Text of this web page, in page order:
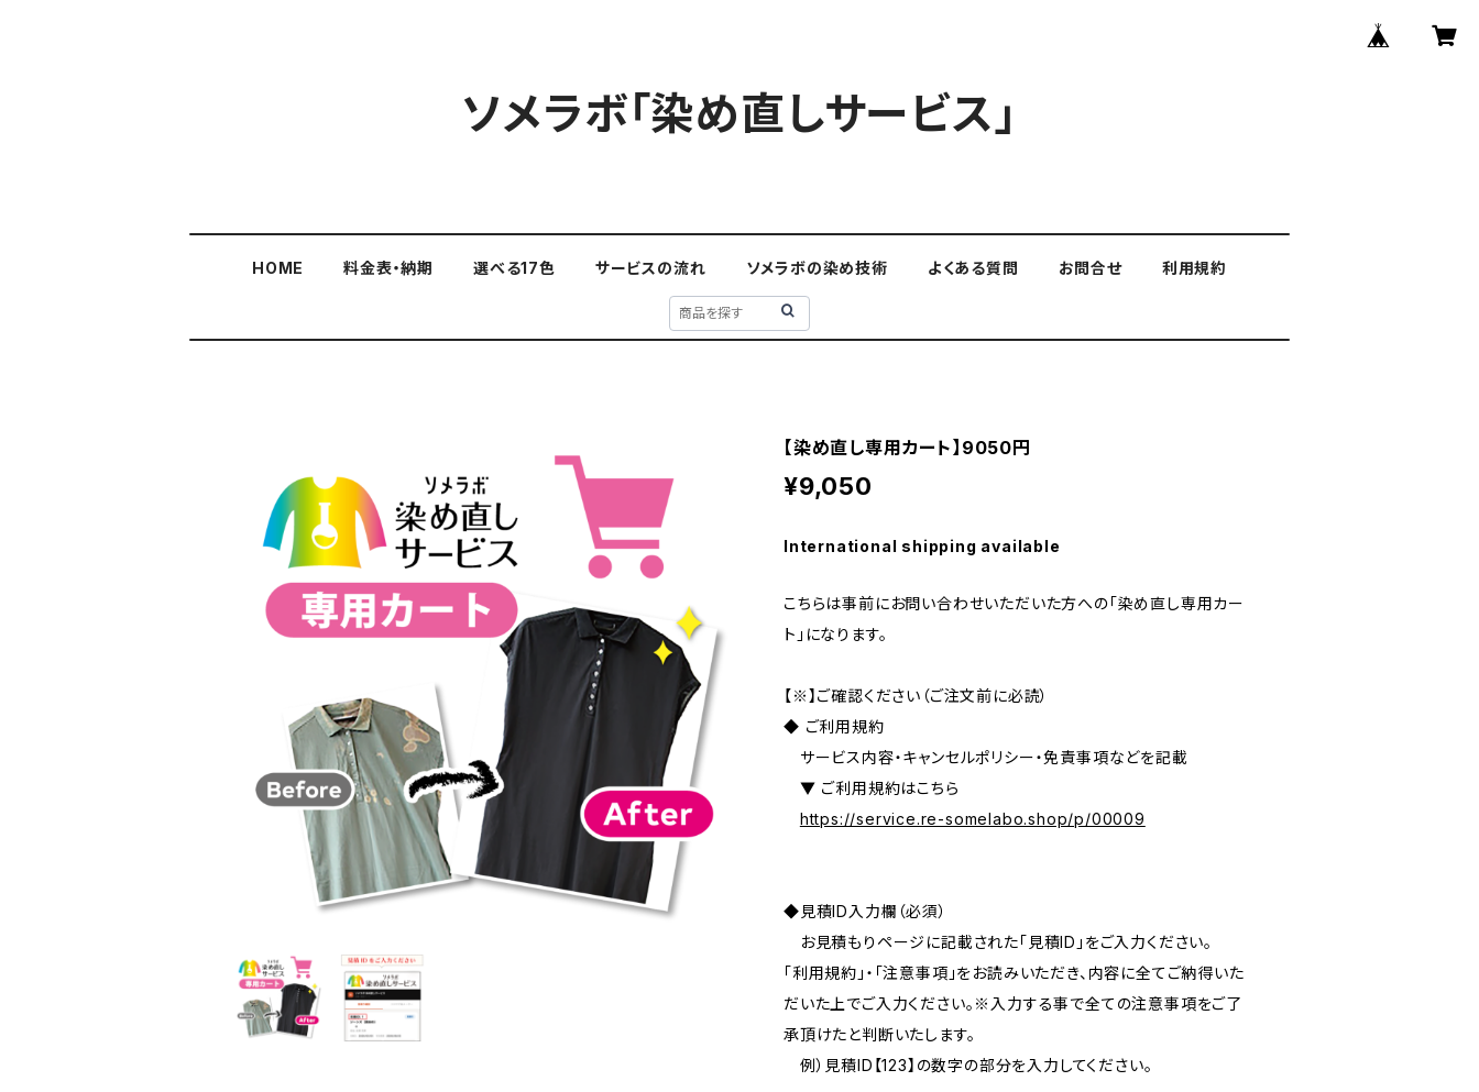
ソメラボ「染め直しサービス」
HOME 料金表・納期 選べる17色 サービスの流れ ソメラボの染め技術 よくある質問 お問合せ 利用規約
【染め直し専用カート】9050円
¥9,050
International shipping available
こちらは事前にお問い合わせいただいた方への「染め直し専用カー
ト」になります。
【※】ご確認ください（ご注文前に必読）
◆ ご利用規約
サービス内容・キャンセルポリシー・免責事項などを記載
▼ ご利用規約はこちら
https://service.re-somelabo.shop/p/00009
◆見積ID入力欄（必須）
お見積もりページに記載された「見積ID」をご入力ください。
「利用規約」・「注意事項」をお読みいただき、内容に全てご納得いた
だいた上でご入力ください。※入力する事で全ての注意事項をご了
承頂けたと判断いたします。
例）見積ID【123】の数字の部分を入力してください。